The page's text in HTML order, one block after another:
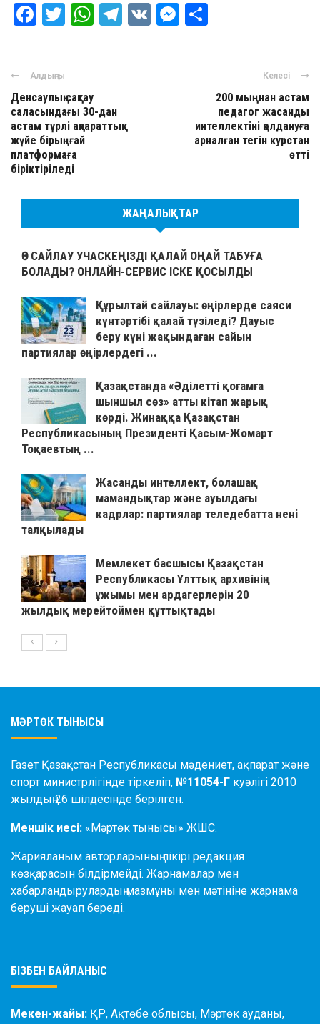
Facebook
Twitter
WhatsApp
Telegram
VK Messenger
Алдыңғы
Денсаулық сақтау
саласындағы 30-дан
астам түрлі ақпараттық
жүйе бірыңғай
платформаға
біріктіріледі
Келесі
200 мыңнан астам
педагог жасанды
интеллектіні қолдануға
арналған тегін курстан
өтті
ЖАҢАЛЫҚТАР
ӨЗ САЙЛАУ УЧАСКЕҢІЗДІ ҚАЛАЙ ОҢАЙ ТАБУҒА
БОЛАДЫ? ОНЛАЙН-СЕРВИС ІСКЕ ҚОСЫЛДЫ
Құрылтай сайлауы: өңірлерде саяси
күнтәртібі қалай түзіледі? Дауыс
беру күні жақындаған сайын
партиялар өңірлердегі ...
Қазақстанда «Әділетті қоғамға
шыншыл сөз» атты кітап жарық
көрді. Жинаққа Қазақстан
Республикасының Президенті Қасым-Жомарт
Тоқаевтың ...
Жасанды интеллект, болашақ
мамандықтар және ауылдағы
кадрлар: партиялар теледебатта нені
талқылады
Мемлекет басшысы Қазақстан
Республикасы Ұлттық архивінің
ұжымы мен ардагерлерін 20
жылдық мерейтоймен құттықтады
МӘРТӨК ТЫНЫСЫ
Газет Қазақстан Республикасы мәдениет, ақпарат және
спорт министрлігінде тіркеліп, №11054-Г куәлігі 2010
жылдың 26 шілдесінде берілген.
Меншік иесі: «Мәртөк тынысы» ЖШС.
Жарияланым авторларының пікірі редакция
көзқарасын білдірмейді. Жарнамалар мен
хабарландырулардың мазмұны мен мәтініне жарнама
беруші жауап береді.
БІЗБЕН БАЙЛАНЫС
Мекен-жайы: ҚР, Ақтөбе облысы, Мәртөк ауданы,